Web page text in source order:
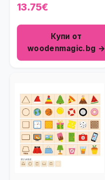
13.75€
Купи от
woodenmagic.bg →